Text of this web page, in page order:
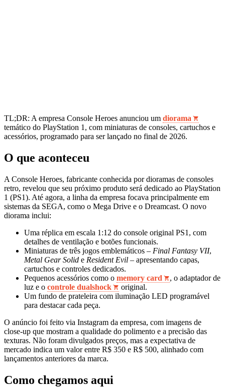
TL;DR: A empresa Console Heroes anunciou um diorama
temático do PlayStation 1, com miniaturas de consoles, cartuchos e
acessórios, programado para ser lançado no final de 2026.
O que aconteceu
A Console Heroes, fabricante conhecida por dioramas de consoles
retro, revelou que seu próximo produto será dedicado ao PlayStation
1 (PS1). Até agora, a linha da empresa focava principalmente em
sistemas da SEGA, como o Mega Drive e o Dreamcast. O novo
diorama inclui:
Uma réplica em escala 1:12 do console original PS1, com
detalhes de ventilação e botões funcionais.
Miniaturas de três jogos emblemáticos – Final Fantasy VII,
Metal Gear Solid e Resident Evil – apresentando capas,
cartuchos e controles dedicados.
Pequenos acessórios como o memory card
, o adaptador de
luz e o controle dualshock
original.
Um fundo de prateleira com iluminação LED programável
para destacar cada peça.
O anúncio foi feito via Instagram da empresa, com imagens de
close-up que mostram a qualidade do polimento e a precisão das
texturas. Não foram divulgados preços, mas a expectativa de
mercado indica um valor entre R$ 350 e R$ 500, alinhado com
lançamentos anteriores da marca.
Como chegamos aqui